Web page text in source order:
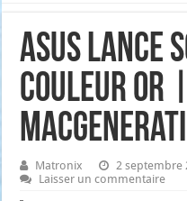
Asus lance
couleur or |
Matronix 2 septembre
Laisser un commentaire